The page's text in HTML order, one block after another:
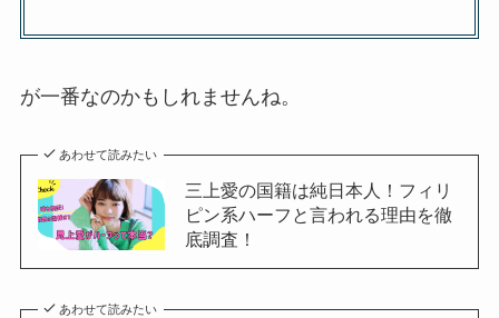
が一番なのかもしれませんね。
あわせて読みたい
三上愛の国籍は純日本人！フィリ
ピン系ハーフと言われる理由を徹
底調査！
あわせて読みたい